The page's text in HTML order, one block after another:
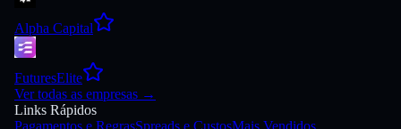
Alpha Capital
FuturesElite
Ver todas as empresas →
Links Rápidos
Pagamentos e RegrasSpreads e CustosMais Vendidos